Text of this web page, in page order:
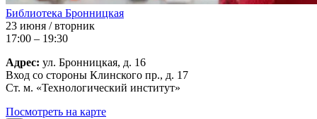
Библиотека Бронницкая
23 июня / вторник
17:00 – 19:30
Адрес: ул. Бронницкая, д. 16
Вход со стороны Клинского пр., д. 17
Ст. м. «Технологический институт»
Посмотреть на карте